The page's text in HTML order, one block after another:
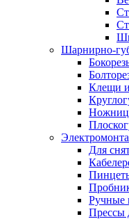
Шарнирно-
Клещи
Для
Ручные
Прессы